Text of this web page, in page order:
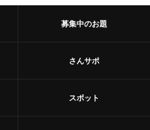
募集中のお題
さんサポ
スポット